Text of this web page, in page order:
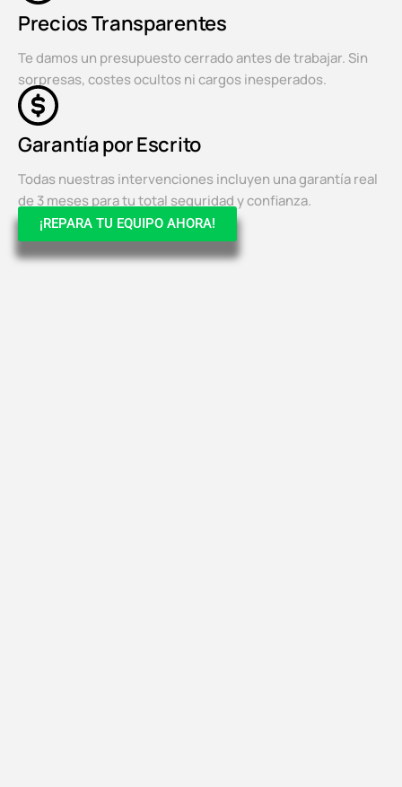
Precios Transparentes
Te damos un presupuesto cerrado antes de trabajar. Sin
sorpresas, costes ocultos ni cargos inesperados.
Garantía por Escrito
Todas nuestras intervenciones incluyen una garantía real
de 3 meses para tu total seguridad y confianza.
¡REPARA TU EQUIPO AHORA!